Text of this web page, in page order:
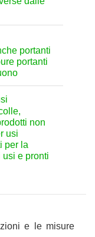
portanti
portanti
non
usi
per la
e pronti
e le misure